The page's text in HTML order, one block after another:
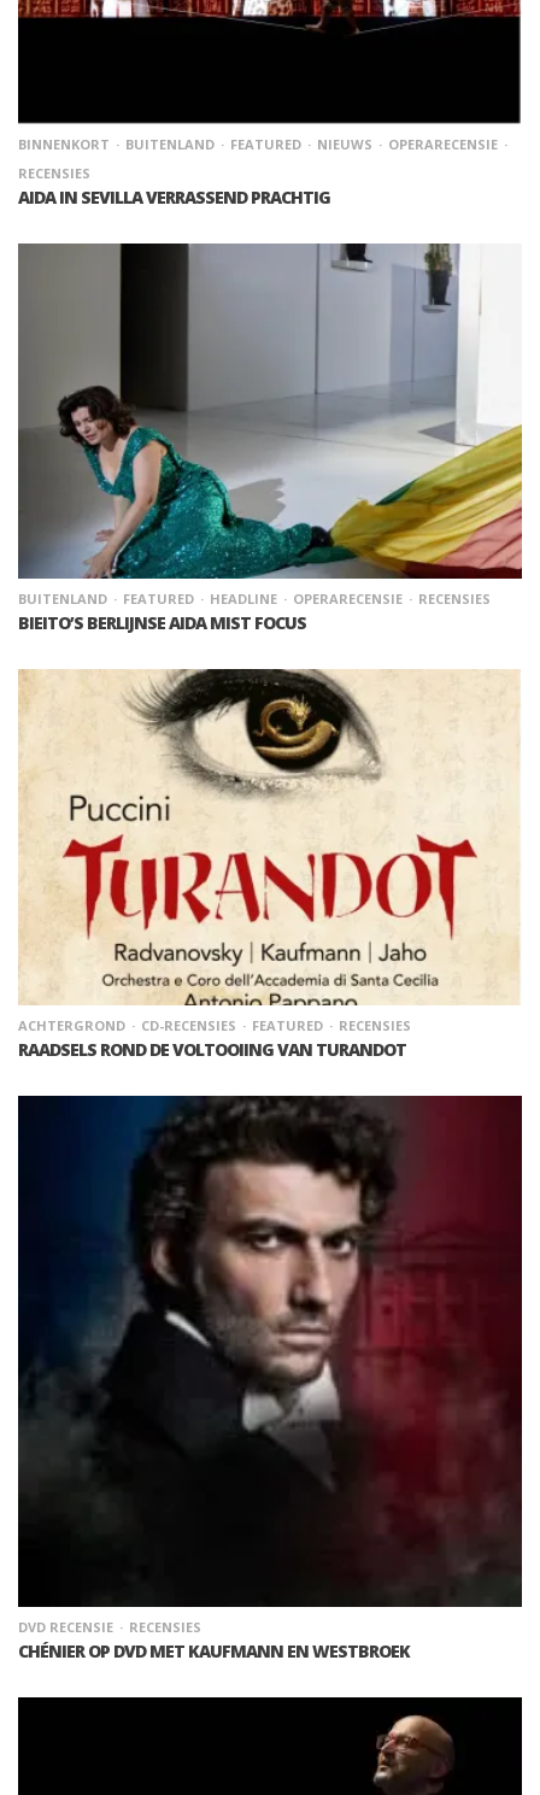
BINNENKORT BUITENLAND FEATURED NIEUWS
OPERARECENSIE
RECENSIES
AIDA IN SEVILLA VERRASSEND PRACHTIG
BUITENLAND FEATURED HEADLINE OPERARECENSIE RECENSIES
BIEITO’S BERLIJNSE AIDA MIST FOCUS
ACHTERGROND CD-RECENSIES FEATURED RECENSIES
RAADSELS ROND DE VOLTOOIING VAN TURANDOT
DVD RECENSIE RECENSIES
CHÉNIER OP DVD MET KAUFMANN EN WESTBROEK